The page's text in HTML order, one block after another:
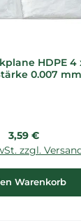
HDPE 4
0.007 mm
Regulärer Preis:
3,59 €
zzgl.
Warenkorb